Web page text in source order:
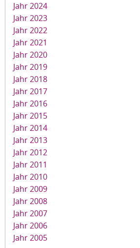
Jahr 2024
Jahr 2023
Jahr 2022
Jahr 2021
Jahr 2020
Jahr 2019
Jahr 2018
Jahr 2017
Jahr 2016
Jahr 2015
Jahr 2014
Jahr 2013
Jahr 2012
Jahr 2011
Jahr 2010
Jahr 2009
Jahr 2008
Jahr 2007
Jahr 2006
Jahr 2005